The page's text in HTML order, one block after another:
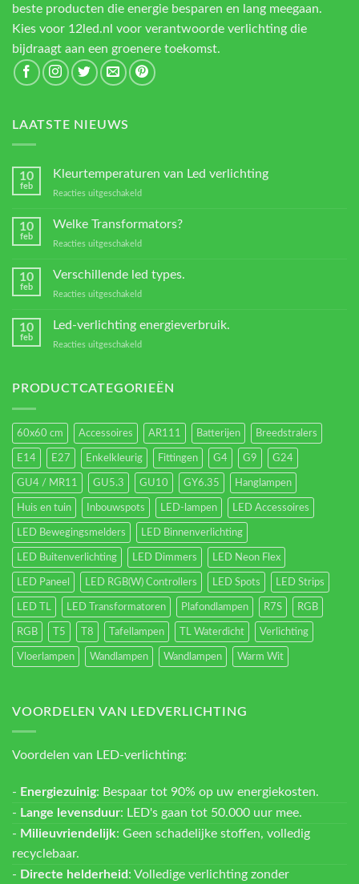
beste producten die energie besparen en lang meegaan.
Kies voor 12led.nl voor verantwoorde verlichting die
bijdraagt aan een groenere toekomst.
LAATSTE NIEUWS
10
feb
Kleurtemperaturen van Led verlichting
Reacties uitgeschakeld
van
verlichting
10
feb
Welke Transformators?
Reacties uitgeschakeld
Transformators?
10
feb
Verschillende led types.
Reacties uitgeschakeld
led
10
feb
Led-verlichting energieverbruik.
Reacties uitgeschakeld
energieverbruik.
PRODUCTCATEGORIEËN
60x60 cm Accessoires AR111 Batterijen Breedstralers
E14 E27 Enkelkleurig Fittingen G4 G9 G24
GU4 / MR11 GU5.3 GU10 GY6.35 Hanglampen
Huis en tuin Inbouwspots LED-lampen LED Accessoires
LED Bewegingsmelders LED Binnenverlichting
LED Buitenverlichting LED Dimmers LED Neon Flex
LED Paneel LED RGB(W) Controllers LED Spots LED Strips
LED TL LED Transformatoren Plafondlampen R7S RGB
RGB T5 T8 Tafellampen TL Waterdicht Verlichting
Vloerlampen Wandlampen Wandlampen Warm Wit
VOORDELEN VAN LEDVERLICHTING
Voordelen van LED-verlichting:
- Energiezuinig: Bespaar tot 90% op uw energiekosten.
- Lange levensduur: LED's gaan tot 50.000 uur mee.
- Milieuvriendelijk: Geen schadelijke stoffen, volledig
recyclebaar.
- Directe helderheid : Volledige verlichting zonder